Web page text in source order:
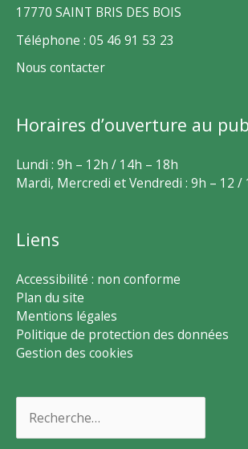
17770 SAINT BRIS DES BOIS
Téléphone : 05 46 91 53 23
Nous contacter
Horaires d’ouverture au
Lundi : 9h – 12h / 14h – 18h
Mardi, Mercredi et Vendredi : 9h – 12 /
Liens
Accessibilité : non conforme
Plan du site
Mentions légales
Politique de protection des données
Gestion des cookies